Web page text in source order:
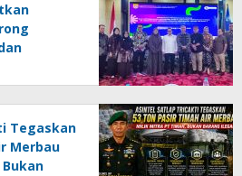
Tegaskan
Merbau